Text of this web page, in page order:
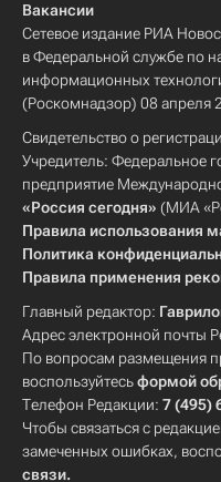
Вакансии
Сетевое издание РИА
в Федеральной службе по
информационных
(Роскомнадзор) 08 апреля
Свидетельство о
Учредитель: Федеральное
предприятие
«Россия сегодня» (МИА
Правила использования
Политика
Правила применения
Главный редактор:
Адрес электронной почты
По вопросам размещения
воспользуйтесьформой
Телефон Редакции: 7 (495)
Чтобы связаться с
замеченных ошибках,
связи.